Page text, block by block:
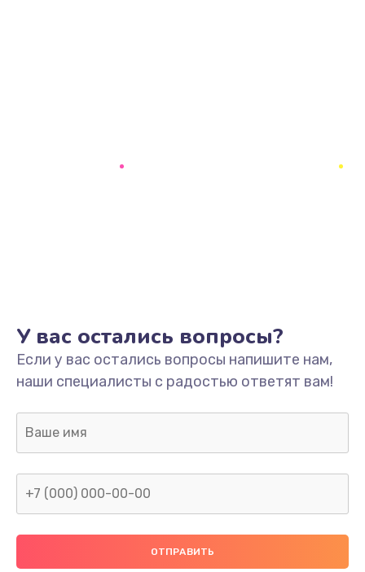
У вас остались вопросы?
Если у вас остались вопросы напишите нам,
наши специалисты с радостью ответят вам!